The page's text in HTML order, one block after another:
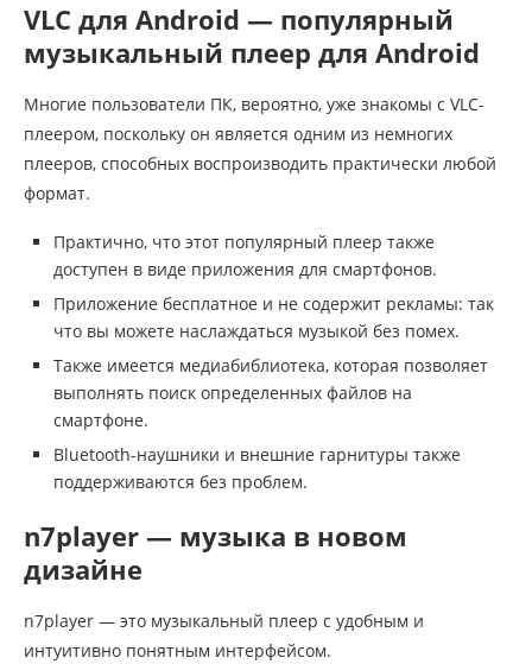
VLC для Android — популярный
музыкальный плеер для Android
Многие пользователи ПК, вероятно, уже знакомы с VLC-
плеером, поскольку он является одним из немногих
плееров, способных воспроизводить практически любой
формат.
Практично, что этот популярный плеер также
доступен в виде приложения для смартфонов.
Приложение бесплатное и не содержит рекламы: так
что вы можете наслаждаться музыкой без помех.
Также имеется медиабиблиотека, которая позволяет
выполнять поиск определенных файлов на
смартфоне.
Bluetooth-наушники и внешние гарнитуры также
поддерживаются без проблем.
n7player — музыка в новом
дизайне
n7player — это музыкальный плеер с удобным и
интуитивно понятным интерфейсом.